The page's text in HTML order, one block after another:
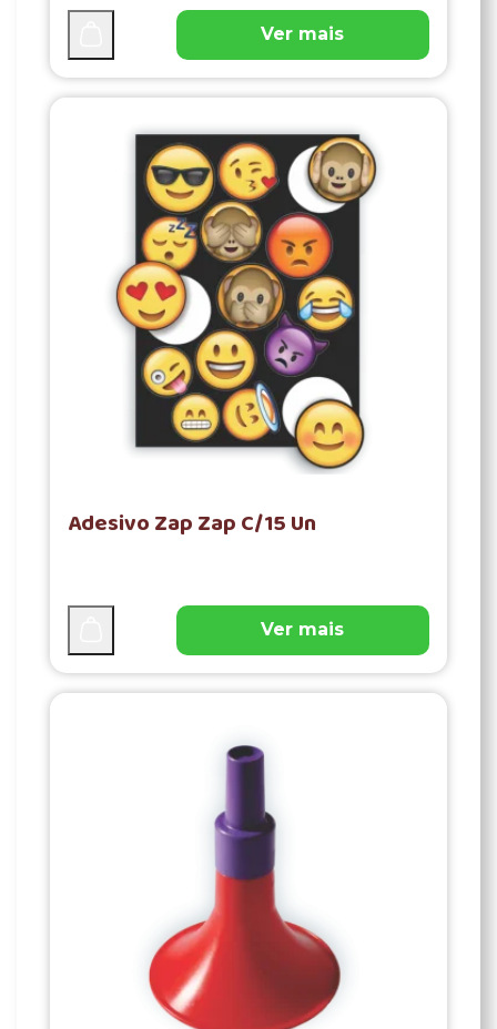
Ver mais
Adesivo Zap Zap C/15 Un
Ver mais